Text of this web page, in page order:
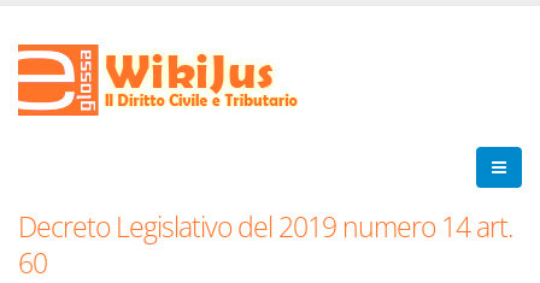
Decreto Legislativo del 2019 numero 14 art.
60